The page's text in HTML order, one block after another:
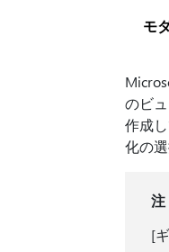
モ
のビ
作成
化の
注
[